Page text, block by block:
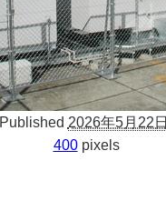
Published 2026年5月22日
400pixels